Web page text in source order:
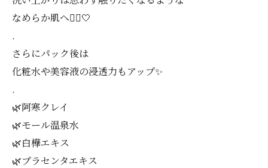
なめらか肌へ💆‍♀️🤍
.
さらにパック後は
化粧水や美容液の浸透力もアップ✨
.
🌿阿寒クレイ
🌿モール温泉水
🌿白樺エキス
🌿プラセンタエキス